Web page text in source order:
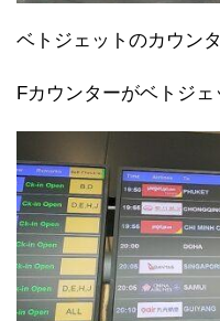
ベトジェットのカウン
Fカウンターがベトジェ